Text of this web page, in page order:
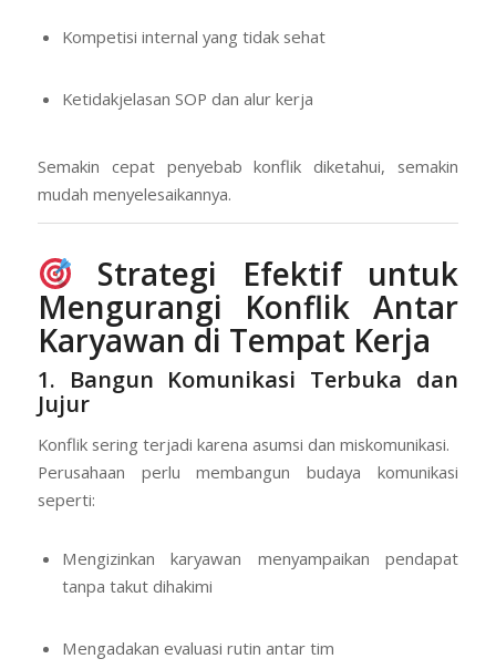
Kompetisi internal yang tidak sehat
Ketidakjelasan SOP dan alur kerja
Semakin cepat penyebab konflik diketahui, semakin
mudah menyelesaikannya.
Strategi Efektif untuk
Mengurangi Konflik Antar
Karyawan di Tempat Kerja
1. Bangun Komunikasi Terbuka dan
Jujur
Konflik sering terjadi karena asumsi dan miskomunikasi.
Perusahaan perlu membangun budaya komunikasi
seperti:
Mengizinkan karyawan menyampaikan pendapat
tanpa takut dihakimi
Mengadakan evaluasi rutin antar tim